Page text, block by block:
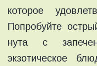
которое
Попробуйте
нута с
экзотическое